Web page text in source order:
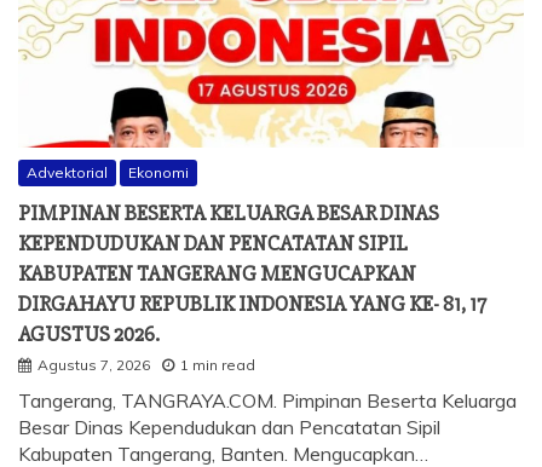
Advektorial Ekonomi
PIMPINAN BESERTA KELUARGA BESAR DINAS
KEPENDUDUKAN DAN PENCATATAN SIPIL
KABUPATEN TANGERANG MENGUCAPKAN
DIRGAHAYU REPUBLIK INDONESIA YANG KE- 81, 17
AGUSTUS 2026.
Agustus 7, 2026 1 min read
Tangerang, TANGRAYA.COM. Pimpinan Beserta Keluarga
Besar Dinas Kependudukan dan Pencatatan Sipil
Kabupaten Tangerang, Banten. Mengucapkan…